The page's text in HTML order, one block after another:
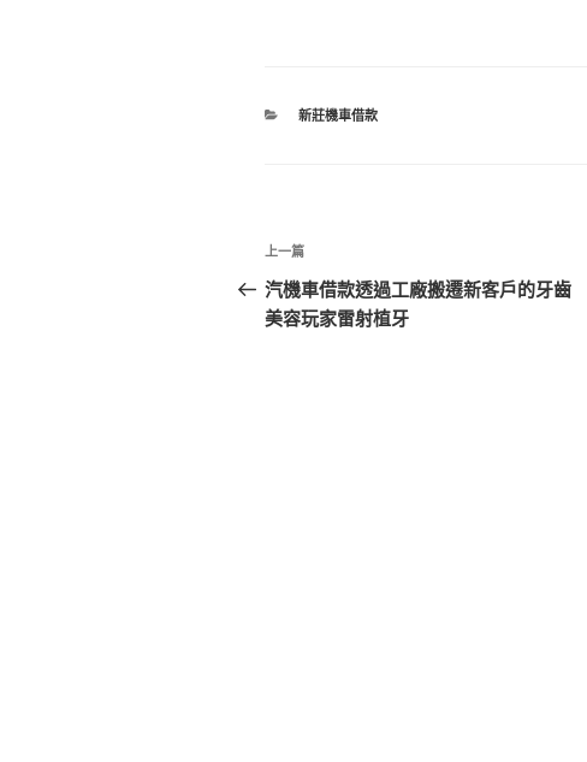
分
新莊機車借款
文
章
導
上
一
篇
上一篇
汽機車借款透過工廠搬遷新客戶的牙齒
美容玩家雷射植牙